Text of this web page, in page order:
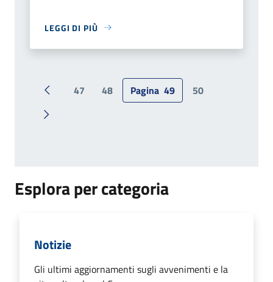
LEGGI DI PIÙ
Pagina precedente
47 48 Pagina 49 50
Pagina successiva
Esplora per categoria
Notizie
Gli ultimi aggiornamenti sugli avvenimenti e la